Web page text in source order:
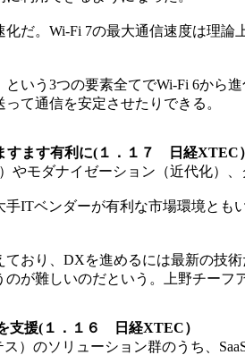
。Wi-Fi 7の最大通信速度は理論
いう3つの要素全てでWi-Fi 6から
て通信を安定させたりできる。
すます有利に(１．１７ 日経XTEC）
モダナイゼーション（近代化）
ITベンダーが有利な市場環境とも
おり、DXを進めるには最新の技
が難しいのだという。上野チーフ
支援(１．１６ 日経XTEC）
）のソリューション群のうち、